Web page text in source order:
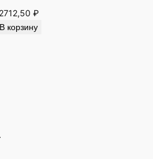
2712,50 ₽
В корзину